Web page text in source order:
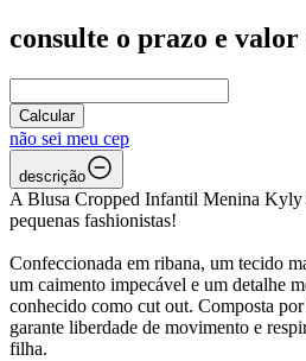
consulte o prazo e
Calcular
não sei meu cep
descrição
A Blusa Cropped Infantil Menina Kyly
pequenas fashionistas!
Confeccionada em ribana, um tecido
um caimento impecável e um detalhe
conhecido como cut out. Composta
garante liberdade de movimento e
filha.